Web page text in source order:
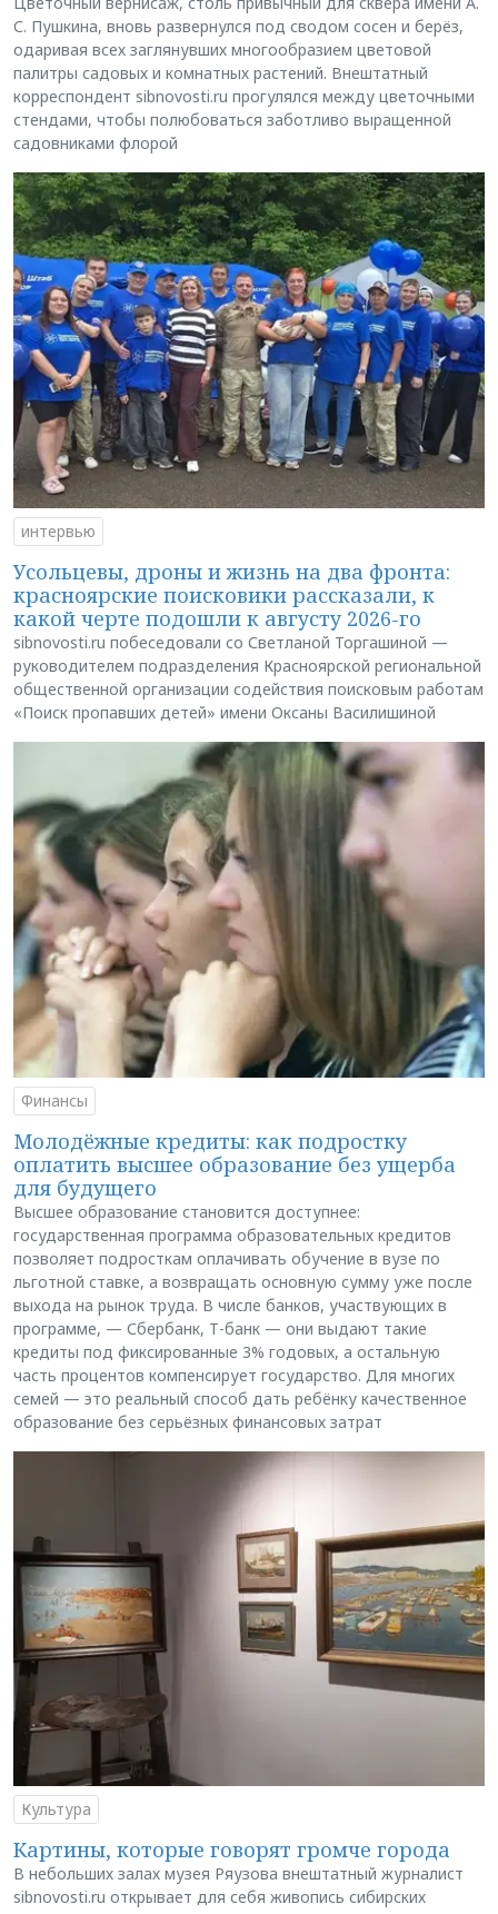
С. Пушкина, вновь развернулся под сводом сосен и берёз,
одаривая всех заглянувших многообразием цветовой
палитры садовых и комнатных растений. Внештатный
корреспондент sibnovosti.ru прогулялся между цветочными
стендами, чтобы полюбоваться заботливо выращенной
садовниками флорой
интервью
Усольцевы, дроны и жизнь на два фронта:
красноярские поисковики рассказали, к
какой черте подошли к августу 2026-го
sibnovosti.ru побеседовали со Светланой Торгашиной —
руководителем подразделения Красноярской региональной
общественной организации содействия поисковым работам
«Поиск пропавших детей» имени Оксаны Василишиной
Финансы
Молодёжные кредиты: как подростку
оплатить высшее образование без ущерба
для будущего
Высшее образование становится доступнее:
государственная программа образовательных кредитов
позволяет подросткам оплачивать обучение в вузе по
льготной ставке, а возвращать основную сумму уже после
выхода на рынок труда. В числе банков, участвующих в
программе, — Сбербанк, Т-банк — они выдают такие
кредиты под фиксированные 3% годовых, а остальную
часть процентов компенсирует государство. Для многих
семей — это реальный способ дать ребёнку качественное
образование без серьёзных финансовых затрат
Культура
Картины, которые говорят громче города
В небольших залах музея Ряузова внештатный журналист
sibnovosti.ru открывает для себя живопись сибирских